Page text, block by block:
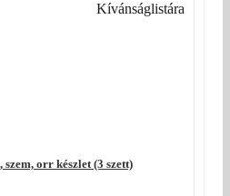
orr készlet (3 szett)
Kívánságlistára